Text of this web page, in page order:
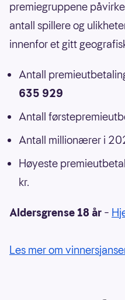
premiegruppene
antall spillere og
innenfor et gitt
Antall
635 929
Antall
Antall millionærer i
Høyeste
kr.
Aldersgrense 18 år –
Les mer om